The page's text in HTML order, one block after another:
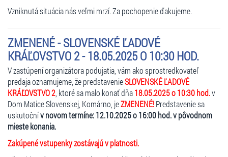
Vzniknutá situácia nás veľmi mrzí. Za pochopenie ďakujeme.
ZMENENÉ - SLOVENSKÉ ĽADOVÉ
KRÁĽOVSTVO 2 - 18.05.2025 O 10:30 HOD.
V zastúpení organizátora podujatia, vám ako sprostredkovateľ
predaja oznamujeme, že predstavenieSLOVENSKÉ ĽADOVÉ
KRÁĽOVSTVO 2 , ktoré sa malo konať dňa18.05.2025 o 10:30 hod.v
Dom Matice Slovenskej, Komárno, jeZMENENÉ!Predstavenie sa
uskutočnív novom termíne: 12.10.2025 o 16:00 hod. v pôvodnom
mieste konania.
Zakúpené vstupenky zostávajú v platnosti.